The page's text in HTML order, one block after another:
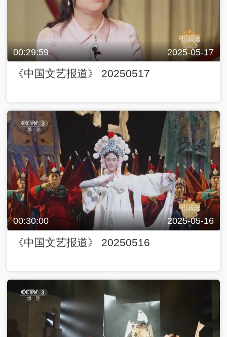
00:29:59 2025-05-17
《中国文艺报道》 20250517
00:30:00 2025-05-16
《中国文艺报道》 20250516